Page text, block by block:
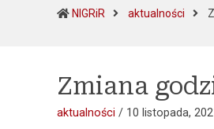
NIGRiR aktualności
Zmiana
aktualności / 10 listopada,